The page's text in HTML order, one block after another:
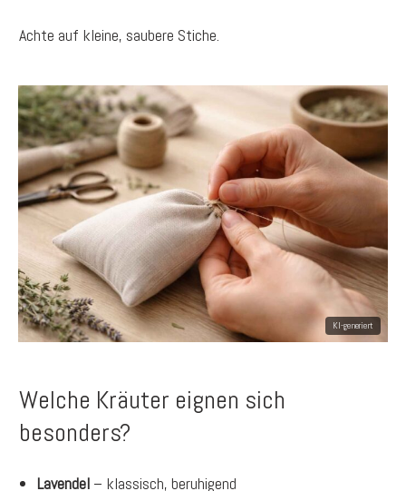
Achte auf kleine, saubere Stiche.
Welche Kräuter eignen sich
besonders?
Lavendel – klassisch, beruhigend